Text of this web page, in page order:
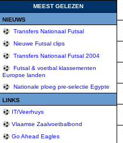
MEEST GELEZEN
NIEUWS
Transfers Nationaal Futsal
Nieuwe Futsal clips
Transfers Nationaal Futsal 2004
Futsal & voetbal klassementen
Europse landen
Nationale ploeg pre-selectie Egypte
LINKS
IT/Veerhuys
Vlaamse Zaalvoetbalbond
Go Ahead Eagles